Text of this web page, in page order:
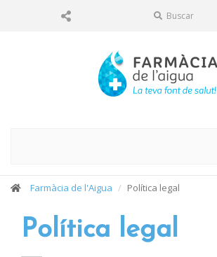
Buscar
Farmàcia de l'Aigua Política legal
Política legal